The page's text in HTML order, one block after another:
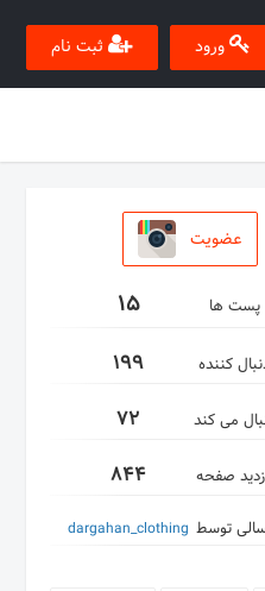
ورود ثبت نام
عضویت
پست ها 15
کننده 199
می کند 72
صفحه 844
توسط dargahan_clothing